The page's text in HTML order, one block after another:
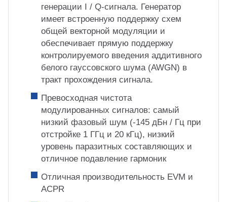
генерации I / Q-сигнала. Генератор
имеет встроенную поддержку схем
общей векторной модуляции и
обеспечивает прямую поддержку
контролируемого введения аддитивного
белого гауссовского шума (AWGN) в
тракт прохождения сигнала.
Превосходная чистота
модулированных сигналов: самый
низкий фазовый шум (-145 дБн / Гц при
отстройке 1 ГГц и 20 кГц), низкий
уровень паразитных составляющих и
отличное подавление гармоник
Отличная производительность EVM и
ACPR